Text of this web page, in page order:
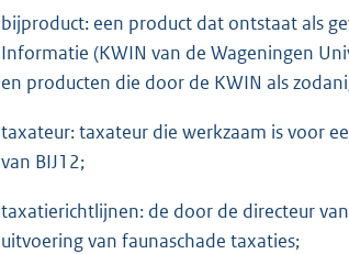
bijproduct: een product dat ontstaat als
Informatie (KWIN van de Wageningen
en producten die door de KWIN als
taxateur: taxateur die werkzaam is voor
van BIJ12;
taxatierichtlijnen: de door de directeur
uitvoering van faunaschade taxaties;